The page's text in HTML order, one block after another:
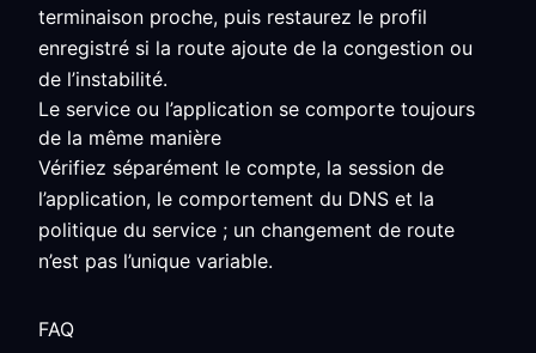
terminaison proche, puis restaurez le profil
enregistré si la route ajoute de la congestion ou
de l’instabilité.
Le service ou l’application se comporte toujours
de la même manière
Vérifiez séparément le compte, la session de
l’application, le comportement du DNS et la
politique du service ; un changement de route
n’est pas l’unique variable.
FAQ